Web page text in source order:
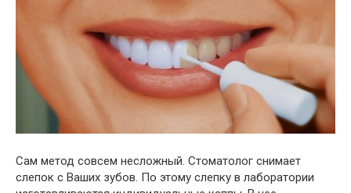
Сам метод совсем несложный. Стоматолог снимает
слепок с Ваших зубов. По этому слепку в лаборатории